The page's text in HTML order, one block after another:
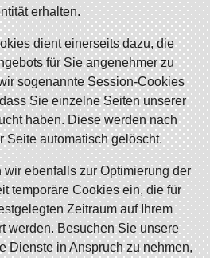
erhalten.
dient einerseits dazu, die
für Sie angenehmer zu
sogenannte Session-Cookies
Sie einzelne Seiten unserer
haben. Diese werden nach
Seite automatisch gelöscht.
ebenfalls zur Optimierung der
temporäre Cookies ein, die für
Zeitraum auf Ihrem
werden. Besuchen Sie unsere
Dienste in Anspruch zu nehmen,